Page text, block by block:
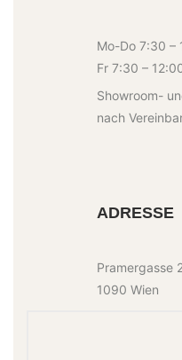
Mo-Do 7:30 –
Fr 7:30 –
Showroom-
nach
ADRESSE
Pramergasse
1090 Wien